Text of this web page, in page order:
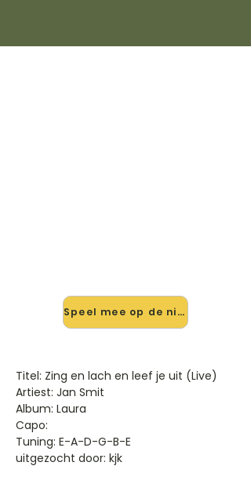
Speel mee op de nieuwe site →
Titel: Zing en lach en leef je uit (Live)
Artiest: Jan Smit
Album: Laura
Capo:
Tuning: E-A-D-G-B-E
uitgezocht door: kjk